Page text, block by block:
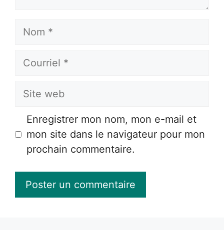
Nom
Courriel
Site
Enregistrer mon nom, mon e-mail et
mon site dans le navigateur pour mon
prochain commentaire.